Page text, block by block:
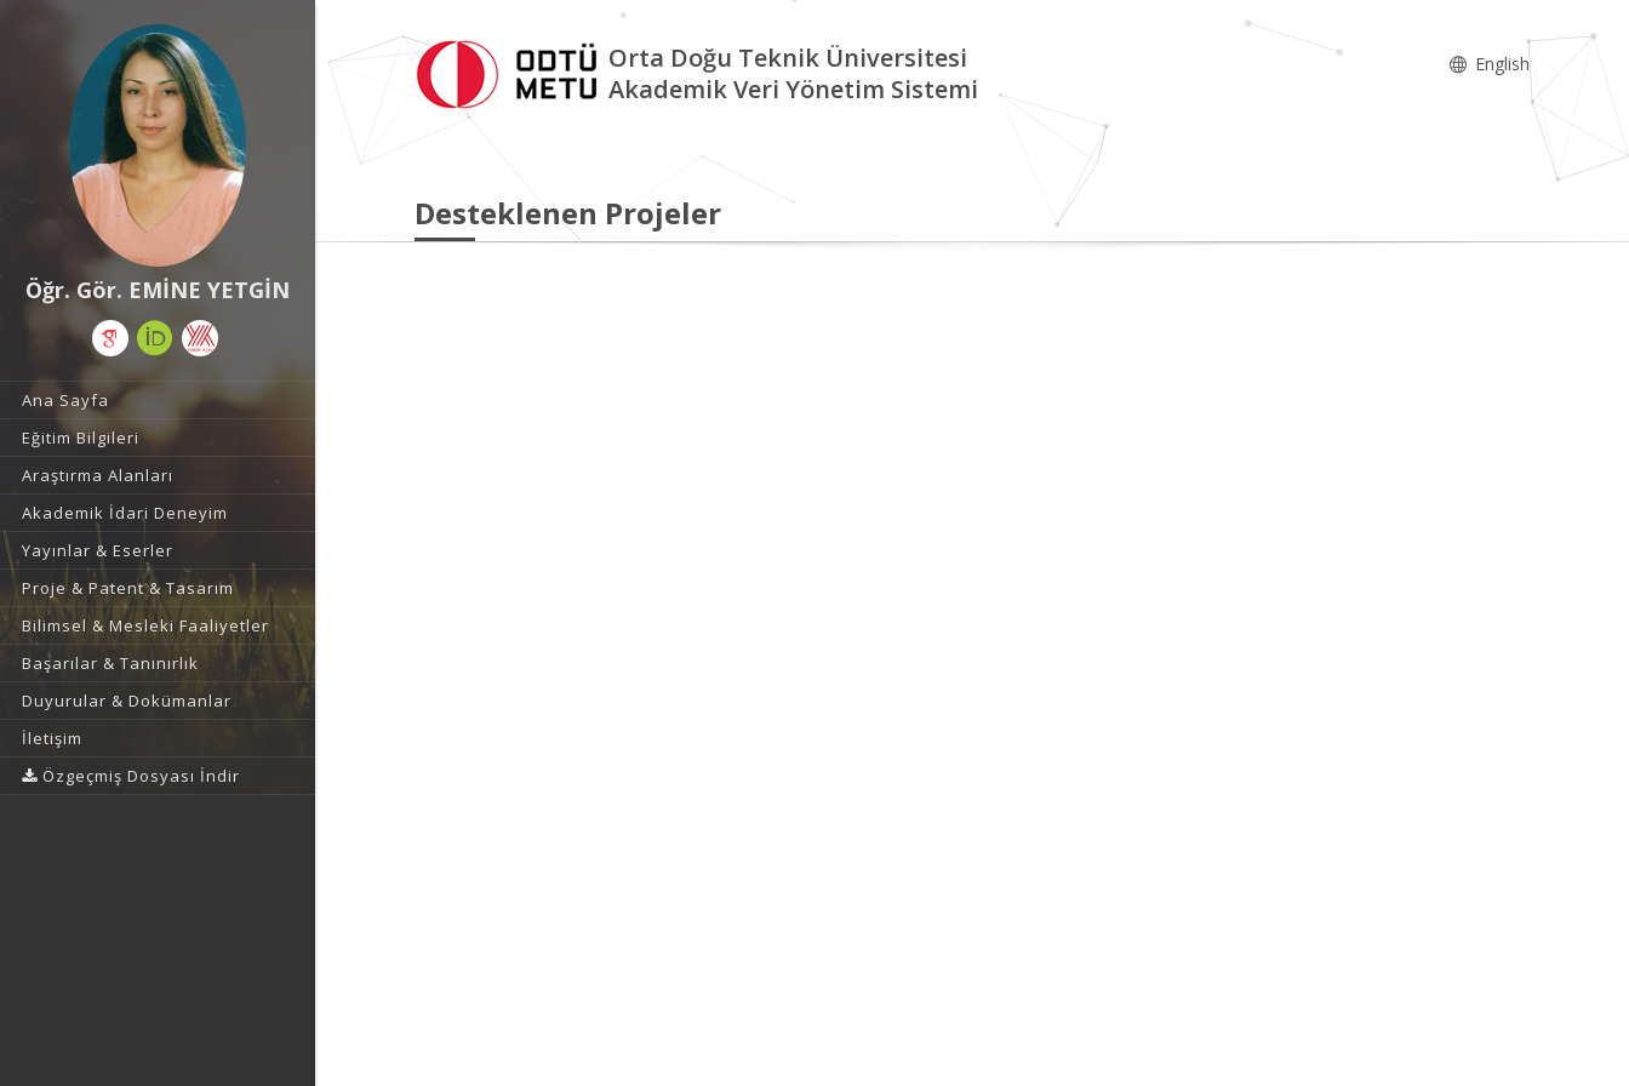
Öğr. Gör. EMİNE YETGİN
Ana Sayfa
Eğitim Bilgileri
Araştırma Alanları
Akademik İdari Deneyim
Yayınlar & Eserler
Proje & Patent & Tasarım
Bilimsel & Mesleki Faaliyetler
Başarılar & Tanınırlık
Duyurular & Dokümanlar
İletişim
Özgeçmiş Dosyası İndir
Orta Doğu Teknik Üniversitesi
Akademik Veri Yönetim Sistemi
English
Desteklenen Projeler